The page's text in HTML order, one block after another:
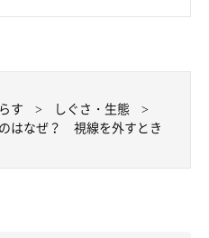
す
しぐさ・生態
はなぜ？ 視線を外すとき